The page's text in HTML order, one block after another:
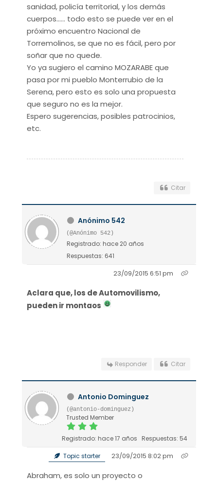
sanidad, policía territorial, y los demás
cuerpos...... todo esto se puede ver en el
próximo encuentro Nacional de
Torremolinos, se que no es fácil, pero por
soñar que no quede.
Yo ya sugiero el camino MOZARABE que
pasa por mi pueblo Monterrubio de la
Serena, pero esto es solo una propuesta
que seguro no es la mejor.
Espero sugerencias, posibles patrocinios,
etc.
Citar
Anónimo 542
(@Anónimo 542)
Registrado: hace 20 años
Respuestas: 641
23/09/2015 6:51 pm
Aclara que, los de Automovilismo,
pueden ir montaos
Responder Citar
Antonio Dominguez
(@antonio-dominguez)
Trusted Member
Registrado: hace 17 años Respuestas: 54
Topic starter 23/09/2015 8:02 pm
Abraham, es solo un proyecto o